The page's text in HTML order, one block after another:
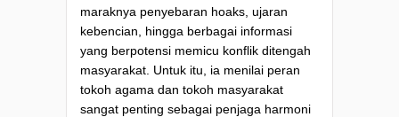
maraknya penyebaran hoaks, ujaran
kebencian, hingga berbagai informasi
yang berpotensi memicu konflik ditengah
masyarakat. Untuk itu, ia menilai peran
tokoh agama dan tokoh masyarakat
sangat penting sebagai penjaga harmoni